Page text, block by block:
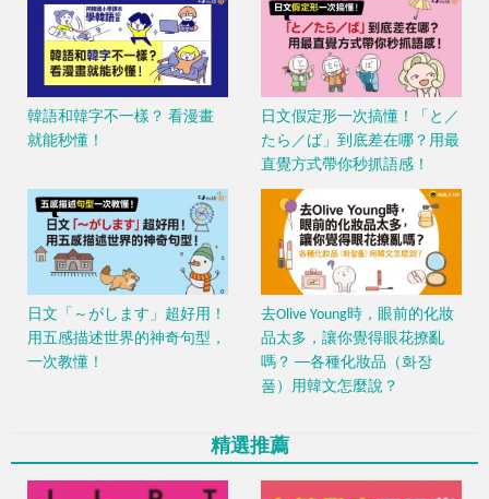
韓語和韓字不一樣？ 看漫畫
就能秒懂！
日文假定形一次搞懂！「と／
たら／ば」到底差在哪？用最
直覺方式帶你秒抓語感！
日文「～がします」超好用！
用五感描述世界的神奇句型，
一次教懂！
去Olive Young時，眼前的化妝
品太多，讓你覺得眼花撩亂
嗎？ ──各種化妝品（화장
품）用韓文怎麼說？
精選推薦